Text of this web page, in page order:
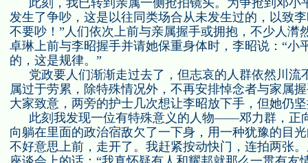
此刻，我已转到亲属一侧抢拍镜头。为争抢到邓小
发生了争吵，这是以往同类场合从未发生过的，以致
不要吵！”人们依次上前与亲属握手或拥抱，不少人潸
卓琳上前与李昭握手并请她保重身体时，李昭说：“小
的，这是规律。”
党政要人们渐渐走过去了，但志哀的人群依然川流
属过于劳累，除特殊情况外，不再安排悼念者与家属
大家致意，两旁的护士几次想让李昭放下手，但她仍
此刻我发现一位有特殊意义的人物——邓力群，正
向躺在里面的政治宿敌欠了一下身，用一种犹豫的目
不好意思上前，走开了。我赶紧按动快门，连拍两张